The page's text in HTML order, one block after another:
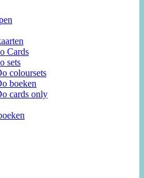
Cards
sets
coloursets
boeken
cards only